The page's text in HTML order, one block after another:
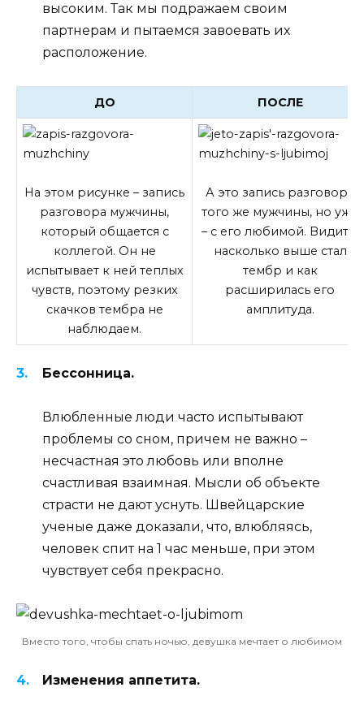
высоким. Так мы подражаем своим
партнерам и пытаемся завоевать их
расположение.
ДО ПОСЛЕ
На этом рисунке – запись
разговора мужчины,
который общается с
коллегой. Он не
испытывает к ней теплых
чувств, поэтому резких
скачков тембра не
наблюдаем.
А это запись разговора
того же мужчины, но уже
– с его любимой. Видите,
насколько выше стал
тембр и как
расширилась его
амплитуда.
Бессонница.
Влюбленные люди часто испытывают
проблемы со сном, причем не важно –
несчастная это любовь или вполне
счастливая взаимная. Мысли об объекте
страсти не дают уснуть. Швейцарские
ученые даже доказали, что, влюбляясь,
человек спит на 1 час меньше, при этом
чувствует себя прекрасно.
Вместо того, чтобы спать ночью, девушка мечтает о любимом
Изменения аппетита.